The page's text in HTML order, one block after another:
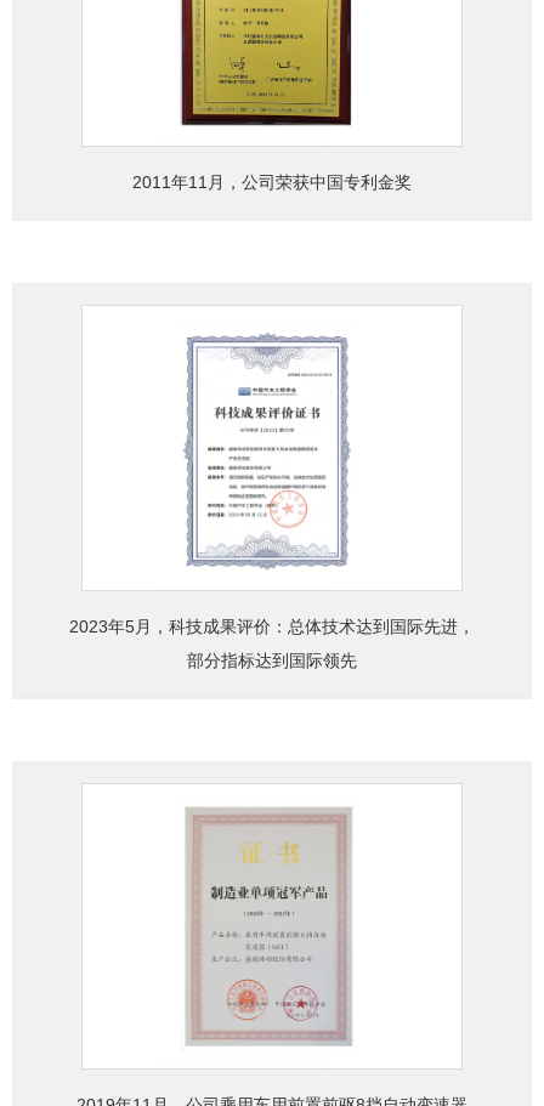
2011年11月，公司荣获中国专利金奖
2023年5月，科技成果评价：总体技术达到国际先进，
部分指标达到国际领先